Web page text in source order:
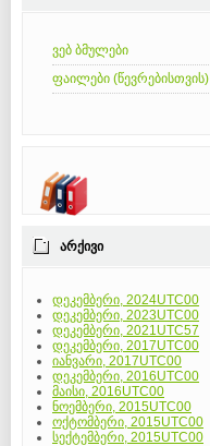
ვებ ბმულები
ფაილები (წევრებისთვის)
ᲐᲠᲥᲘᲕᲘ
დეკემბერი, 2024UTC00
დეკემბერი, 2023UTC00
დეკემბერი, 2021UTC57
დეკემბერი, 2017UTC00
იანვარი, 2017UTC00
დეკემბერი, 2016UTC00
მაისი, 2016UTC00
ნოემბერი, 2015UTC00
ოქტომბერი, 2015UTC00
სექტემბერი, 2015UTC00